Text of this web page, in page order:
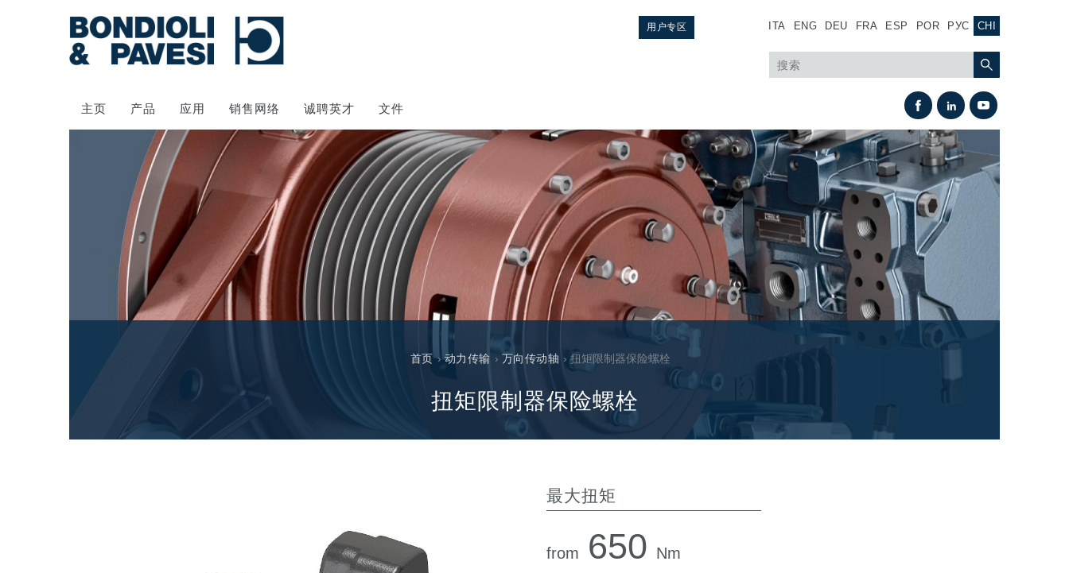
ITA ENG DEU FRA ESP POR РУС CHI
用户专区
主页 产品 应用 销售网络 诚聘英才 文件
动力传输
万向传动轴
专为 Bondioli & Pavesi 制造的齿轮变速箱
平行轴齿轮变速箱
标准泵驱动
专为 Bondioli & Pavesi 制造 的内齿轮油泵和滚切式马达
控制
线性阀
服控制器
控制系统的电子元件
热交换
首页 ›动力传输 › 万向传动轴 › 扭矩限制器保险螺栓
扭矩限制器保险螺栓
最大扭矩
from 650 Nm